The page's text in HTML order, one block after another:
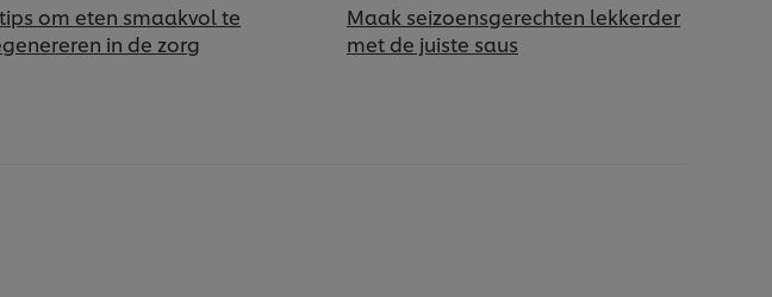
om eten smaakvol te
in de zorg
Maak seizoensgerechten lekkerder
met de juiste saus